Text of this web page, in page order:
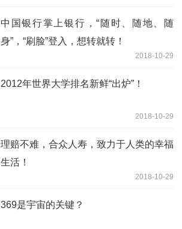
中国银行掌上银行，“随时、随地、随
身”，“刷脸”登入，想转就转！
2018-10-29
2012年世界大学排名新鲜“出炉”！
2018-10-29
理赔不难，合众人寿，致力于人类的幸福
生活！
2018-10-29
369是宇宙的关键？